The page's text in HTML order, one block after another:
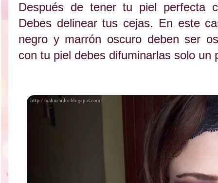
Después de tener tu piel perfecta
Debes delinear tus cejas. En este
negro y marrón oscuro deben ser
con tu piel debes difuminarlas solo un